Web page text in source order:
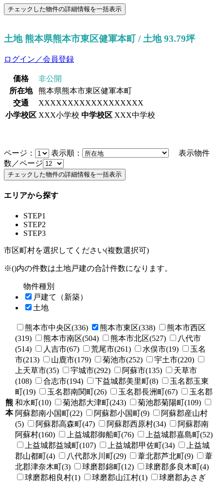
土地 熊本県熊本市東区健軍本町 / 土地 93.79坪
ログイン／会員登録
価格
非公開
所在地
熊本県熊本市東区健軍本町
交通
XXXXXXXXXXXXXXXXXX
小学校区 XXX小学校 中学校区 XXX中学校
ページ： 表示順：
表示物件
数／ページ
エリアから探す
STEP1
STEP2
STEP3
市区町村を選択してください(複数選択可)
※()内の件数は土地戸建の合計件数になります。
物件種別
戸建て（新築）
土地
熊
本
熊本市中央区(336) 熊本市東区(338)
熊本市西区
(319)
熊本市南区(504) 熊本市北区(527)
八代市
(514)
人吉市(67) 荒尾市(261) 水俣市(19)
玉名
市(213)
山鹿市(179) 菊池市(252)
宇土市(220)
上天草市(35)
宇城市(292) 阿蘇市(135)
天草市
(108)
合志市(194) 下益城郡美里町(8)
玉名郡玉東
町(19)
玉名郡南関町(26) 玉名郡長洲町(67)
玉名郡
和水町(10)
菊池郡大津町(243)
菊池郡菊陽町(109)
阿蘇郡南小国町(22)
阿蘇郡小国町(9)
阿蘇郡産山村
(5)
阿蘇郡高森町(47) 阿蘇郡西原村(34)
阿蘇郡南
阿蘇村(160)
上益城郡御船町(76)
上益城郡嘉島町(52)
上益城郡益城町(107)
上益城郡甲佐町(34)
上益城
郡山都町(4)
八代郡氷川町(29) 葦北郡芦北町(9)
葦
北郡津奈木町(3)
球磨郡錦町(12)
球磨郡多良木町(4)
球磨郡相良村(1)
球磨郡山江村(1)
球磨郡あさぎ